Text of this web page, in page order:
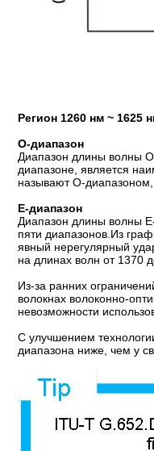
Регион 1260 нм ~ 1625
О-диапазон
Диапазон длины волны
диапазоне, является
называют O-диапазоном,
Е-диапазон
Диапазон длины волны
пяти диапазонов.Из
явный нерегулярный
на длинах волн от 1370
Из-за ранних
волокнах волоконно-
невозможности
С улучшением
диапазона ниже, чем у